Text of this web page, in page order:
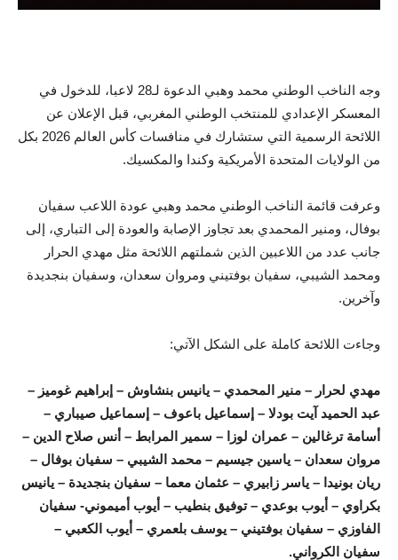
وجه الناخب الوطني محمد وهبي الدعوة لـ28 لاعبا، للدخول في
المعسكر الإعدادي للمنتخب الوطني المغربي، قبل الإعلان عن
اللائحة الرسمية التي ستشارك في منافسات كأس العالم 2026 بكل
من الولايات المتحدة الأمريكية وكندا والمكسيك.
وعرفت قائمة الناخب الوطني محمد وهبي عودة اللاعب سفيان
بوفال، ومنير المحمدي بعد تجاوز الإصابة والعودة إلى التباري، إلى
جانب عدد من اللاعبين الذين شملتهم اللائحة مثل مهدي الحرار
ومحمد الشيبي، سفيان بوفتيني ومروان سعدان، وسفيان بنجديدة
وآخرين.
وجاءت اللائحة كاملة على الشكل الآتي:
مهدي لحرار – منير المحمدي – يانيس بنشاوش – إبراهيم غوميز –
عبد الحميد آيت بودلا – إسماعيل باعوف – إسماعيل صيباري –
أسامة ترغالين – عمران لوزا – سمير المرابط – أنس صلاح الدين –
مروان سعدان – ياسين جيسيم – محمد الشيبي – سفيان بوفال –
ريان بونيدا – ياسر زابيري – عثمان معما – سفيان بنجديدة – يانيس
بكراوي – أيوب بوعدي – توفيق بنطيب – أيوب أميموني- سفيان
الفاوزي – سفيان بوفتيني – يوسف بلعمري – أيوب الكعبي –
سفيان الكرواني.